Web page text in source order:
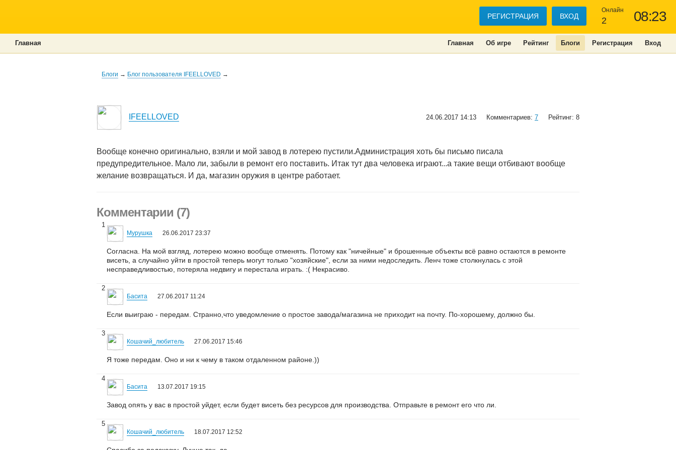
08:23
Онлайн
2
РЕГИСТРАЦИЯ ВХОД
Главная Об игре Рейтинг Блоги Регистрация Вход
Главная
Блоги → Блог пользователя IFEELLOVED →
IFEELLOVED 24.06.2017 14:13 Комментариев: 7 Рейтинг: 8
Вообще конечно оригинально, взяли и мой завод в лотерею пустили.Администрация хоть бы письмо писала
предупредительное. Мало ли, забыли в ремонт его поставить. Итак тут два человека играют...а такие вещи отбивают вообще
желание возвращаться. И да, магазин оружия в центре работает.
Комментарии (7)
1
Мурушка 26.06.2017 23:37
Согласна. На мой взгляд, лотерею можно вообще отменять. Потому как "ничейные" и брошенные объекты всё равно остаются в ремонте
висеть, а случайно уйти в простой теперь могут только "хозяйские", если за ними недоследить. Ленч тоже столкнулась с этой
несправедливостью, потеряла недвигу и перестала играть. :( Некрасиво.
2
Басита 27.06.2017 11:24
Если выиграю - передам. Странно,что уведомление о простое завода/магазина не приходит на почту. По-хорошему, должно бы.
3
Кошачий_любитель 27.06.2017 15:46
Я тоже передам. Оно и ни к чему в таком отдаленном районе.))
4
Басита 13.07.2017 19:15
Завод опять у вас в простой уйдет, если будет висеть без ресурсов для производства. Отправьте в ремонт его что ли.
5
Кошачий_любитель 18.07.2017 12:52